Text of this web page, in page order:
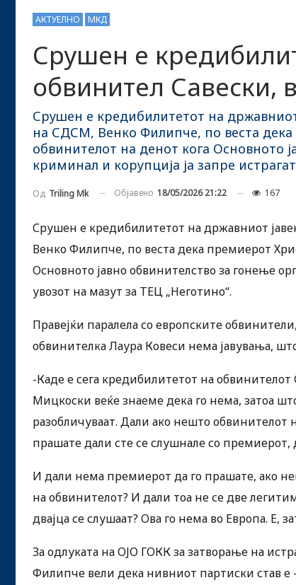
АКТУЕЛНО МКД
Срушен е
обвинител Савески,
Срушен е кредибилитетот на
на СДСМ, Венко Филипче, по веста
обвинителот на денот кога Основното
криминал и корупција ја запре
Од Triling Mk Објавено 18/05/2026 21:22 167
Срушен е кредибилитетот на државниот
Венко Филипче, по веста дека премиерот
Основното јавно обвинителство за гонење
увозот на мазут за ТЕЦ „Неготино“.
Правејќи паралела со европските
обвинителка Лаура Ковеси нема јавувања,
-Каде е сега кредибилитетот на
Мицкоски веќе знаеме дека го нема, затоа
разобличуваат. Дали ако нешто
прашате дали сте се слушнале со премиерот,
И дали нема премиерот да го прашате, ако
на обвинителот? И дали тоа не се две
двајца се слушаат? Ова го нема во Европа. Е,
За одлуката на ОЈО ГОКК за затворање на
Филипче вели дека нивниот партиски став